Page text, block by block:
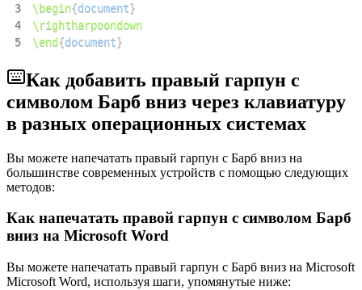
3
\begin{document}
4
\rightharpoondown
5
\end{document}
Как добавить правый гарпун с
символом Барб вниз через клавиатуру
в разных операционных системах
Вы можете напечатать правый гарпун с Барб вниз на
большинстве современных устройств с помощью следующих
методов:
Как напечатать правой гарпун с символом Барб
вниз на Microsoft Word
Вы можете напечатать правый гарпун с Барб вниз на Microsoft
Microsoft Word, используя шаги, упомянутые ниже: